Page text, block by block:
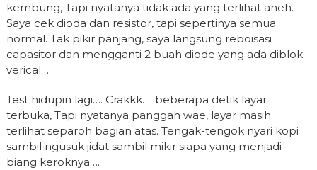
kembung, Tapi nyatanya tidak ada yang terlihat aneh.
Saya cek dioda dan resistor, tapi sepertinya semua
normal. Tak pikir panjang, saya langsung reboisasi
capasitor dan mengganti 2 buah diode yang ada diblok
verical….
Test hidupin lagi…. Crakkk…. beberapa detik layar
terbuka, Tapi nyatanya panggah wae, layar masih
terlihat separoh bagian atas. Tengak-tengok nyari kopi
sambil ngusuk jidat sambil mikir siapa yang menjadi
biang keroknya….